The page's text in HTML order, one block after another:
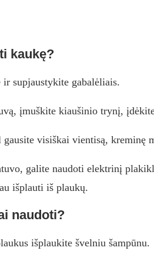
kaukę?
ir supjaustykite gabalėliais.
įmuškite kiaušinio trynį,
visiškai vientisą, kreminę
galite naudoti elektrinį
išplauti iš plaukų.
naudoti?
išplaukite švelniu šampūnu.